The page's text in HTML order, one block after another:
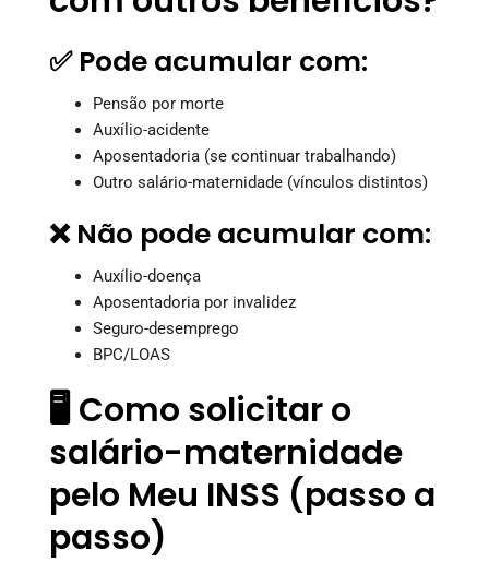
✅ Pode acumular com:
Pensão por morte
Auxílio-acidente
Aposentadoria (se continuar trabalhando)
Outro salário-maternidade (vínculos distintos)
❌ Não pode acumular com:
Auxílio-doença
Aposentadoria por invalidez
Seguro-desemprego
BPC/LOAS
🖥️ Como solicitar o
salário-maternidade
pelo Meu INSS (passo a
passo)